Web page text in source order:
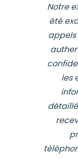
Notre
été
appels
les